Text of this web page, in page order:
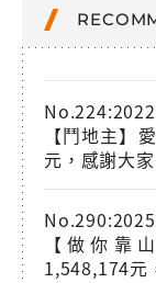
【鬥地主】
元，感謝大家
【做你靠
1,548,174元